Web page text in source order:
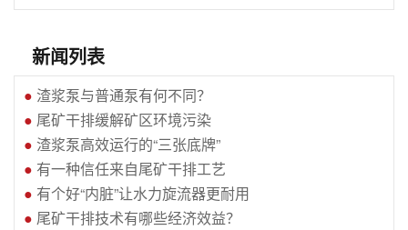
新闻列表
● 渣浆泵与普通泵有何不同？
● 尾矿干排缓解矿区环境污染
● 渣浆泵高效运行的“三张底牌”
● 有一种信任来自尾矿干排工艺
● 有个好“内脏”让水力旋流器更耐用
● 尾矿干排技术有哪些经济效益？